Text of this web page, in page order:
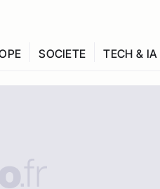
SOCIETE TECH & IA